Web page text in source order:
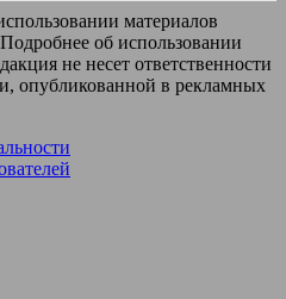
материалов
об использовании
не несет ответственности
опубликованной в рекламных